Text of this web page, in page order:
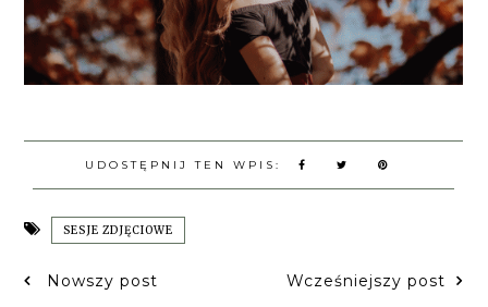
UDOSTĘPNIJ TEN WPIS:
SESJE ZDJĘCIOWE
Nowszy post Wcześniejszy post